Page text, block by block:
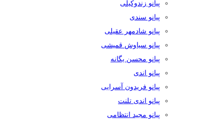
پیانو زندوکیلی
پیانو سندی
پیانو شادمهر عقیلی
پیانو سیاوش قمیشی
پیانو محسن یگانه
پیانو اندی
پیانو فریدون آسرایی
پیانو اندی تلنت
پیانو مجید انتظامی